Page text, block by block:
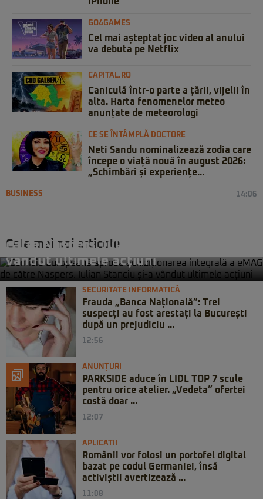
GO4GAMES
Cel mai așteptat joc video al anului
va debuta pe Netflix
CAPITAL.RO
Caniculă într-o parte a țării, vijelii în
alta. Harta fenomenelor meteo
anunțate de meteorologi
CE SE ÎNTÂMPLĂ DOCTORE
Neti Sandu nominalizează zodia care
începe o viață nouă în august 2026:
„Schimbări și experiențe...
Cele mai noi articole
BUSINESS 14:06
către Naspers. Iulian Stanciu și-a
vândut ultimele acțiuni
SECURITATE INFORMATICĂ
Frauda „Banca Națională”: Trei
suspecți au fost arestați la București
după un prejudiciu ...
12:56
ANUNȚURI
PARKSIDE aduce în LIDL TOP 7 scule
pentru orice atelier. „Vedeta” ofertei
costă doar ...
12:07
APLICATII
Românii vor folosi un portofel digital
bazat pe codul Germaniei, însă
activiștii avertizează ...
11:08